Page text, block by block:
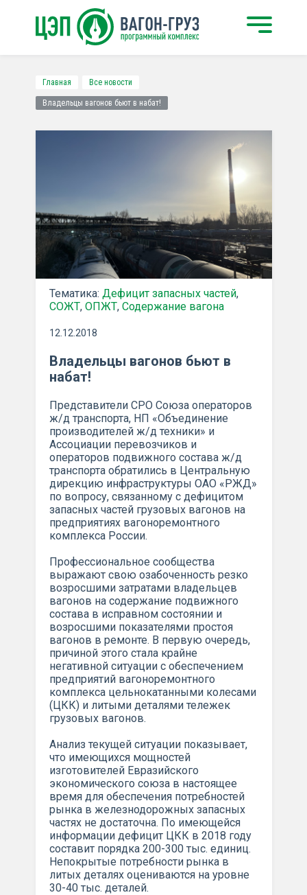
Главная Все новости
Владельцы вагонов бьют в набат!
Тематика: Дефицит запасных частей,
СОЖТ, ОПЖТ, Содержание вагона
12.12.2018
Владельцы вагонов бьют в
набат!
Представители СРО Союза операторов
ж/д транспорта, НП «Объединение
производителей ж/д техники» и
Ассоциации перевозчиков и
операторов подвижного состава ж/д
транспорта обратились в Центральную
дирекцию инфраструктуры ОАО «РЖД»
по вопросу, связанному с дефицитом
запасных частей грузовых вагонов на
предприятиях вагоноремонтного
комплекса России.
Профессиональное сообщества
выражают свою озабоченность резко
возросшими затратами владельцев
вагонов на содержание подвижного
состава в исправном состоянии и
возросшими показателями простоя
вагонов в ремонте. В первую очередь,
причиной этого стала крайне
негативной ситуации с обеспечением
предприятий вагоноремонтного
комплекса цельнокатанными колесами
(ЦКК) и литыми деталями тележек
грузовых вагонов.
Анализ текущей ситуации показывает,
что имеющихся мощностей
изготовителей Евразийского
экономического союза в настоящее
время для обеспечения потребностей
рынка в железнодорожных запасных
частях не достаточна. По имеющейся
информации дефицит ЦКК в 2018 году
составит порядка 200-300 тыс. единиц.
Непокрытые потребности рынка в
литых деталях оцениваются на уровне
30-40 тыс. деталей.